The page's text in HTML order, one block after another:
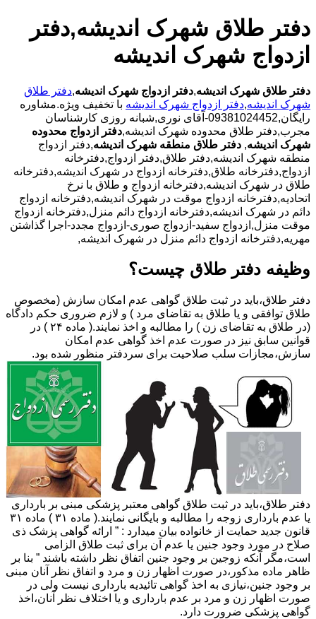
دفتر طلاق شهرک اندیشه,دفتر
ازدواج شهرک اندیشه
دفتر طلاق شهرک اندیشه,دفتر ازدواج شهرک اندیشه,دفتر طلاق
شهرک اندیشه,دفتر ازدواج شهرک اندیشه با تخفیف ویژه.مشاوره
رایگان,09381024452-آقای نوری,شبانه روزی کارشناسان
مجرب,دفتر طلاق محدوده شهرک اندیشه,دفتر ازدواج محدوده
شهرک اندیشه, دفتر طلاق منطقه شهرک اندیشه,دفتر ازدواج
منطقه شهرک اندیشه,دفتر طلاق,دفتر ازدواج,دفترخانه
ازدواج,دفترخانه طلاق,دفترخانه ازدواج در شهرک اندیشه,دفترخانه
طلاق در شهرک اندیشه,دفترخانه ازدواج و طلاق با نرخ
اتحادیه,دفترخانه ازدواج موقت در شهرک اندیشه,دفترخانه ازدواج
دائم در شهرک اندیشه,دفترخانه ازدواج دائم منزل,دفترخانه ازدواج
موقت منزل,ازدواج سفید-ازدواج صوری-ازدواج مجدد-اجرا گذاشتن
مهریه,دفترخانه ازدواج دائم منزل در شهرک اندیشه,
وظیفه دفتر طلاق چیست؟
دفتر طلاق،باید در ثبت طلاق گواهی عدم امکان سازش (مخصوص
طلاق توافقی و یا طلاق به تقاضای مرد ) و لازم ضروری حکم دادگاه
(در طلاق به تقاضای زن ) را مطالبه و اخذ نمایند.( ماده ۲۴ ) در
قوانین سابق نیز در صورت عدم اخذ گواهی عدم امکان
سازش،مجازات سلب صلاحیت برای سردفتر منظور شده بود.
دفتر طلاق،باید در ثبت طلاق گواهی معتبر پزشکی مبنی بر بارداری
یا عدم بارداری زوجه را مطالبه و بایگانی نمایند.( ماده ۳۱ ) ماده ۳۱
قانون جدید حمایت از خانواده بیان میدارد : ” ارائه گواهی پزشک ذی
صلاح در مورد وجود جنین یا عدم آن برای ثبت طلاق الزامی
است،مگر آنکه زوجین بر وجود جنین اتفاق نظر داشته باشند ” بنا بر
ظاهر ماده مذکور،در صورت اظهار زن و مرد و اتفاق نظر آنان مبنی
بر وجود جنین،نیازی به اخذ گواهی تائیدیه بارداری نیست ولی در
صورت اظهار زن و مرد بر عدم بارداری و یا اختلاف نظر آنان،اخذ
گواهی پزشکی ضرورت دارد.